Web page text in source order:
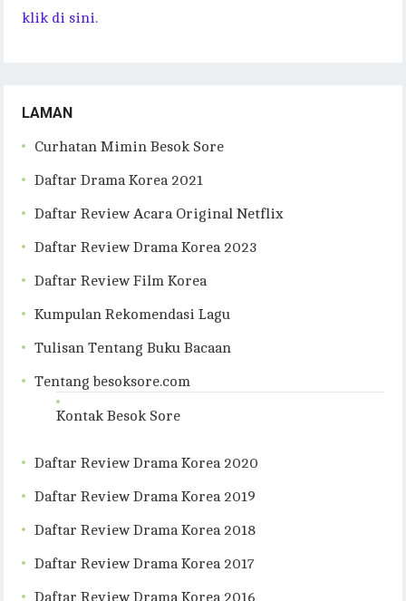
klik di sini.
LAMAN
Curhatan Mimin Besok Sore
Daftar Drama Korea 2021
Daftar Review Acara Original Netflix
Daftar Review Drama Korea 2023
Daftar Review Film Korea
Kumpulan Rekomendasi Lagu
Tulisan Tentang Buku Bacaan
Tentang besoksore.com
Kontak Besok Sore
Daftar Review Drama Korea 2020
Daftar Review Drama Korea 2019
Daftar Review Drama Korea 2018
Daftar Review Drama Korea 2017
Daftar Review Drama Korea 2016